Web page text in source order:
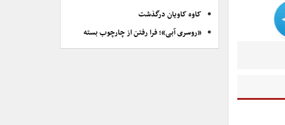
کاوه کاویان درگذشت
«روسری آبی»؛ فرا رفتن از چارچوب بسته